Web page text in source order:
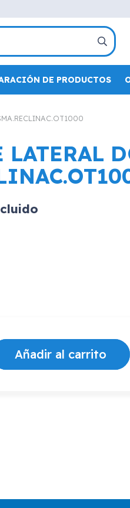
DE PRODUCTOS
LATERAL
Añadir al carrito